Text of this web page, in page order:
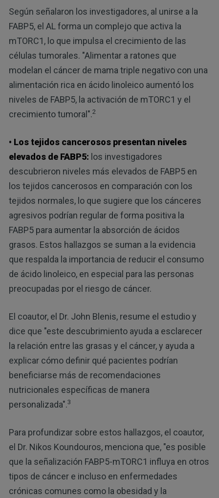
Según señalaron los investigadores, al unirse a la
FABP5, el AL forma un complejo que activa la
mTORC1, lo que impulsa el crecimiento de las
células tumorales. "Alimentar a ratones que
modelan el cáncer de mama triple negativo con una
alimentación rica en ácido linoleico aumentó los
niveles de FABP5, la activación de mTORC1 y el
crecimiento tumoral".2
• Los tejidos cancerosos presentan niveles
elevados de FABP5: los investigadores
descubrieron niveles más elevados de FABP5 en
los tejidos cancerosos en comparación con los
tejidos normales, lo que sugiere que los cánceres
agresivos podrían regular de forma positiva la
FABP5 para aumentar la absorción de ácidos
grasos. Estos hallazgos se suman a la evidencia
que respalda la importancia de reducir el consumo
de ácido linoleico, en especial para las personas
preocupadas por el riesgo de cáncer.
El coautor, el Dr. John Blenis, resume el estudio y
dice que "este descubrimiento ayuda a esclarecer
la relación entre las grasas y el cáncer, y ayuda a
explicar cómo definir qué pacientes podrían
beneficiarse más de recomendaciones
nutricionales específicas de manera
personalizada".3
Para profundizar sobre estos hallazgos, el coautor,
el Dr. Nikos Koundouros, menciona que, "es posible
que la señalización FABP5-mTORC1 influya en otros
tipos de cáncer e incluso en enfermedades
crónicas comunes como la obesidad y la